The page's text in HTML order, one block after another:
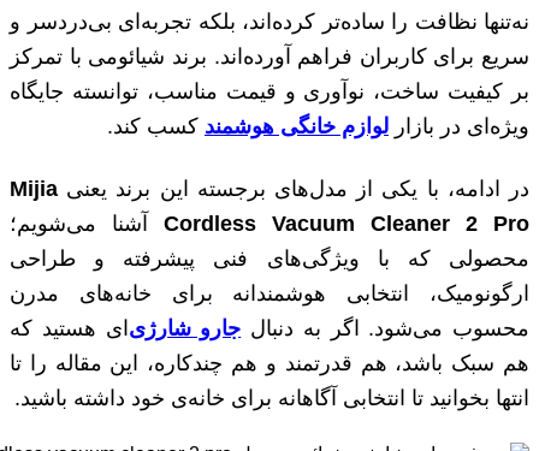
نه‌تنها نظافت را ساده‌تر کرده‌اند، بلکه تجربه‌ای بی‌دردسر و
سریع برای کاربران فراهم آورده‌اند. برند شیائومی با تمرکز
بر کیفیت ساخت، نوآوری و قیمت مناسب، توانسته جایگاه
ویژه‌ای در بازار لوازم خانگی هوشمند کسب کند.
در ادامه، با یکی از مدل‌های برجسته این برند یعنی Mijia
Cordless Vacuum Cleaner 2 Pro آشنا می‌شویم؛
محصولی که با ویژگی‌های فنی پیشرفته و طراحی
ارگونومیک، انتخابی هوشمندانه برای خانه‌های مدرن
محسوب می‌شود. اگر به دنبال جارو شارژی‌ای هستید که
هم سبک باشد، هم قدرتمند و هم چندکاره، این مقاله را تا
انتها بخوانید تا انتخابی آگاهانه برای خانه‌ی خود داشته باشید.